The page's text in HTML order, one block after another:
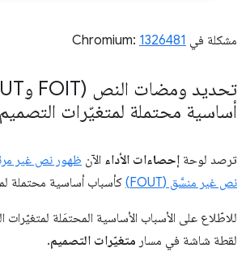
مشكلة في Chromium: 1326481
أساسية محتملة لمتغيّرات التصميم
ترصد لوحة إحصاءات الأداء الآن
نص غير منسَّق (FOUT)
كأسباب أساسية محتملة
للاطّلاع على الأسباب الأساسية المحتمَلة لمتغيّرات
لقطة شاشة في مسار متغيّرات التصميم.